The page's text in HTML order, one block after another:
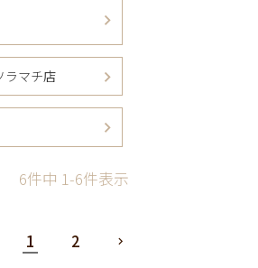
ラマチ店
6件中 1-6件表示
1 2